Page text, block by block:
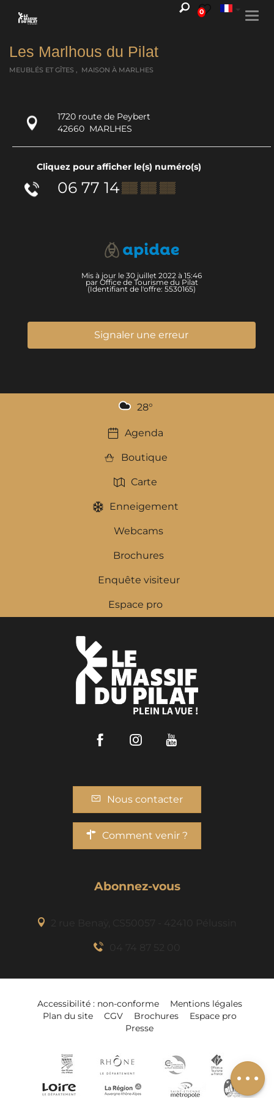
0
Les Marlhous du Pilat
MEUBLÉS ET GÎTES , MAISON À MARLHES
Ajouter à mon
séjour
1720 route de Peybert
42660 MARLHES
Cliquez pour afficher le(s) numéro(s)
06 77 14▒▒ ▒▒ ▒▒
Mis à jour le 30 juillet 2022 à 15:46
par Office de Tourisme du Pilat
(Identifiant de l'offre: 5530165)
Signaler une erreur
28°
Agenda
Boutique
Carte
Enneigement
Webcams
Brochures
Enquête visiteur
Espace pro
FacebookInstagram
Nous contacter
Comment venir ?
Abonnez-vous
Accessibilité : non-conforme
Mentions légales
Plan du site
CGV Brochures
Espace pro
Presse